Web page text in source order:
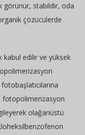
görünür, stabildir, oda
çözücülerde
edilir ve yüksek
fotopolimerizasyon
olağanüstü